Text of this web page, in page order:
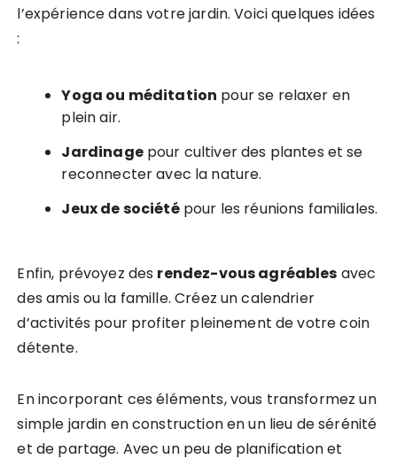
l’expérience dans votre jardin. Voici quelques idées
:
Yoga ou méditation pour se relaxer en
plein air.
Jardinagepour cultiver des plantes et se
reconnecter avec la nature.
Jeux de sociétépour les réunions familiales.
Enfin, prévoyez des rendez-vous agréables avec
des amis ou la famille. Créez un calendrier
d’activités pour profiter pleinement de votre coin
détente.
En incorporant ces éléments, vous transformez un
simple jardin en construction en un lieu de sérénité
et de partage. Avec un peu de planification et